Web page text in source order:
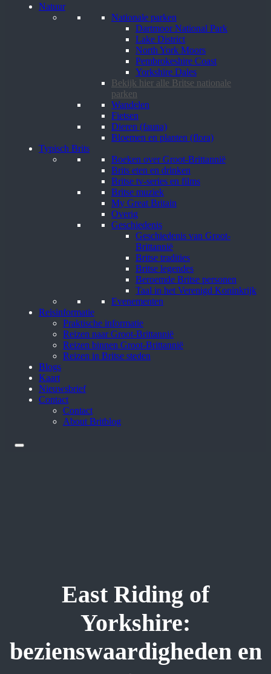
Natuur
Nationale parken
Dartmoor National Park
Lake District
North York Moors
Pembrokeshire Coast
Yorkshire Dales
Bekijk hier alle Britse nationale
parken
Wandelen
Fietsen
Dieren (fauna)
Bloemen en planten (flora)
Typisch Brits
Boeken over Groot-Brittannië
Brits eten en drinken
Britse tv-series en films
Britse muziek
My Great Britain
Overig
Geschiedenis
Geschiedenis van Groot-
Brittannië
Britse tradities
Britse legendes
Beroemde Britse personen
Taal in het Verenigd Koninkrijk
Evenementen
Reisinformatie
Praktische informatie
Reizen naar Groot-Brittannië
Reizen binnen Groot-Brittannië
Reizen in Britse steden
Blogs
Kaart
Nieuwsbrief
Contact
Contact
About Britblog
East Riding of
Yorkshire:
bezienswaardigheden en